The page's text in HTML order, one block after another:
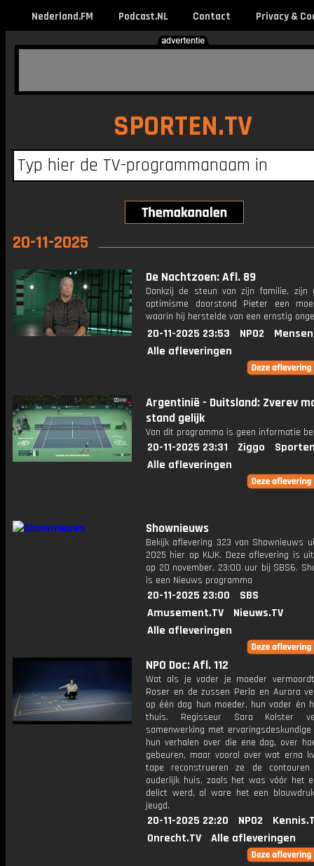
Nederland.FM Podcast.NL Contact Privacy &
SPORTEN.TV
20-11-2025
De Nachtzoen: Afl. 89
Dankzij de steun van zijn familie, zijn
optimisme doorstond Pieter een
waarin hij herstelde van een ernstig
20-11-2025 23:53 NPO2
Alle afleveringen
Argentinië - Duitsland: Zverev
stand gelijk
Van dit programma is geen informatie
20-11-2025 23:31 Ziggo
Alle afleveringen
Shownieuws
Bekijk aflevering 323 van Shownieuws
2025 hier op KIJK. Deze aflevering is
op 20 november, 23:00 uur bij SBS6.
is een Nieuws programma
20-11-2025 23:00
SBS
Amusement.TV
Nieuws.TV
Alle afleveringen
NPO Doc: Afl. 112
Wat als je vader je moeder
Roser en de zussen Perla en Aurora
op één dag hun moeder, hun vader én
thuis. Regisseur Sara Kolster
samenwerking met
hun verhalen over die ene dag, over
gebeuren, maar vooral over wat erna
tape reconstrueren ze de
ouderlijk huis, zoals het was vóór het
delict werd, al ware het een
jeugd.
20-11-2025 22:20 NPO2
Onrecht.TV
Alle afleveringen